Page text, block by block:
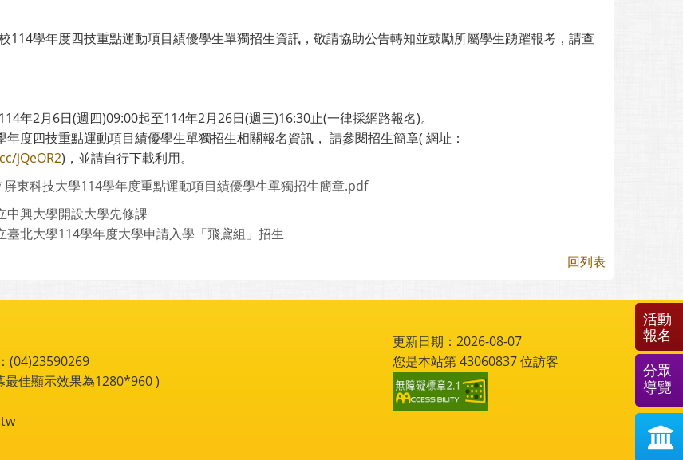
114學年度四技重點運動項目績優學生單獨招生資訊，敬請協助公告轉知並鼓勵所屬學生踴躍報考，請查
年2月6日(週四)09:00起至114年2月26日(週三)16:30止(一律採網路報名)。
年度四技重點運動項目績優學生單獨招生相關報名資訊， 請參閱招生簡章( 網址：
jQeOR2)，並請自行下載利用。
屏東科技大學114學年度重點運動項目績優學生單獨招生簡章.pdf
中興大學開設大學先修課
臺北大學114學年度大學申請入學「飛鳶組」招生
回列表
(04)23590269
佳顯示效果為1280*960 )
更新日期：2026-08-07
您是本站第43060837位訪客
活動
報名
分眾
導覽